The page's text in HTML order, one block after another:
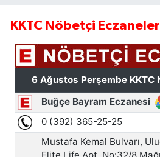
KKTC Nöbetçi Eczaneler